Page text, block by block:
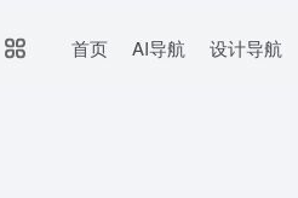
首页 AI导航 设计导航